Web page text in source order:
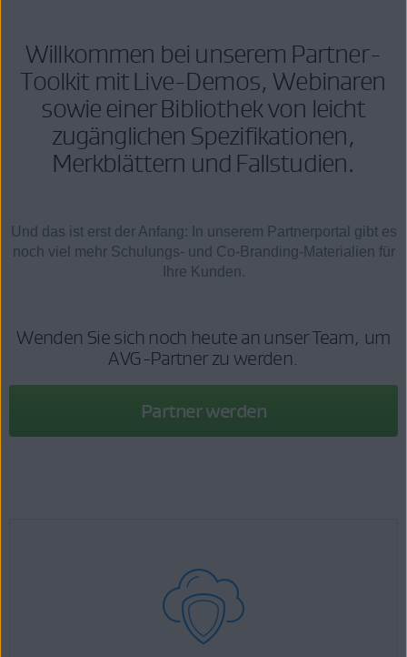
Willkommen bei unserem Partner-
Toolkit mit Live-Demos, Webinaren
sowie einer Bibliothek von leicht
zugänglichen Spezifikationen,
Merkblättern und Fallstudien.
Und das ist erst der Anfang: In unserem Partnerportal gibt es
noch viel mehr Schulungs- und Co-Branding-Materialien für
Ihre Kunden.
Wenden Sie sich noch heute an unser Team, um
AVG-Partner zu werden.
Partner werden